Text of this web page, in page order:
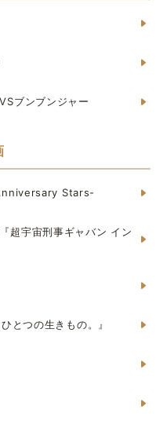
ブンブンジャー
Stars-
超宇宙刑事ギャバン イン
とつの生きもの。』